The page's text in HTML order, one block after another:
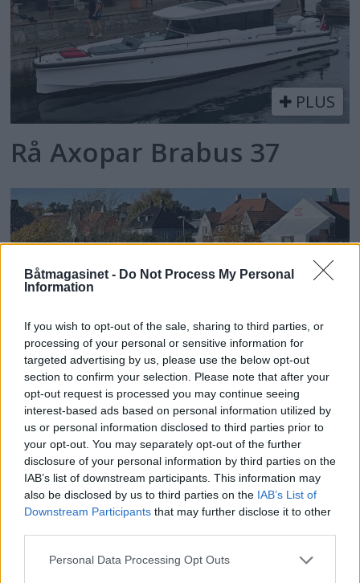
Båtmagasinet - Do Not Process My Personal
Information
If you wish to opt-out of the sale, sharing to third parties, or
processing of your personal or sensitive information for
targeted advertising by us, please use the below opt-out
section to confirm your selection. Please note that after your
opt-out request is processed you may continue seeing
interest-based ads based on personal information utilized by
us or personal information disclosed to third parties prior to
your opt-out. You may separately opt-out of the further
disclosure of your personal information by third parties on the
IAB’s list of downstream participants. This information may
also be disclosed by us to third parties on the IAB’s List of
Downstream Participants that may further disclose it to other
Personal Data Processing Opt Outs
PLUS
Rå Axopar Brabus 37
PLUS
Kaptein sovnet, ferge på
land